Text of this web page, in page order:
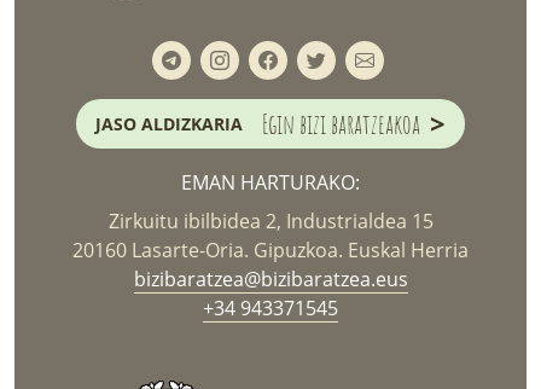
JASO ALDIZKARIA Egin bizi baratzeakoa >
EMAN HARTURAKO:
Zirkuitu ibilbidea 2, Industrialdea 15
20160 Lasarte-Oria. Gipuzkoa. Euskal Herria
bizibaratzea@bizibaratzea.eus
+34 943371545